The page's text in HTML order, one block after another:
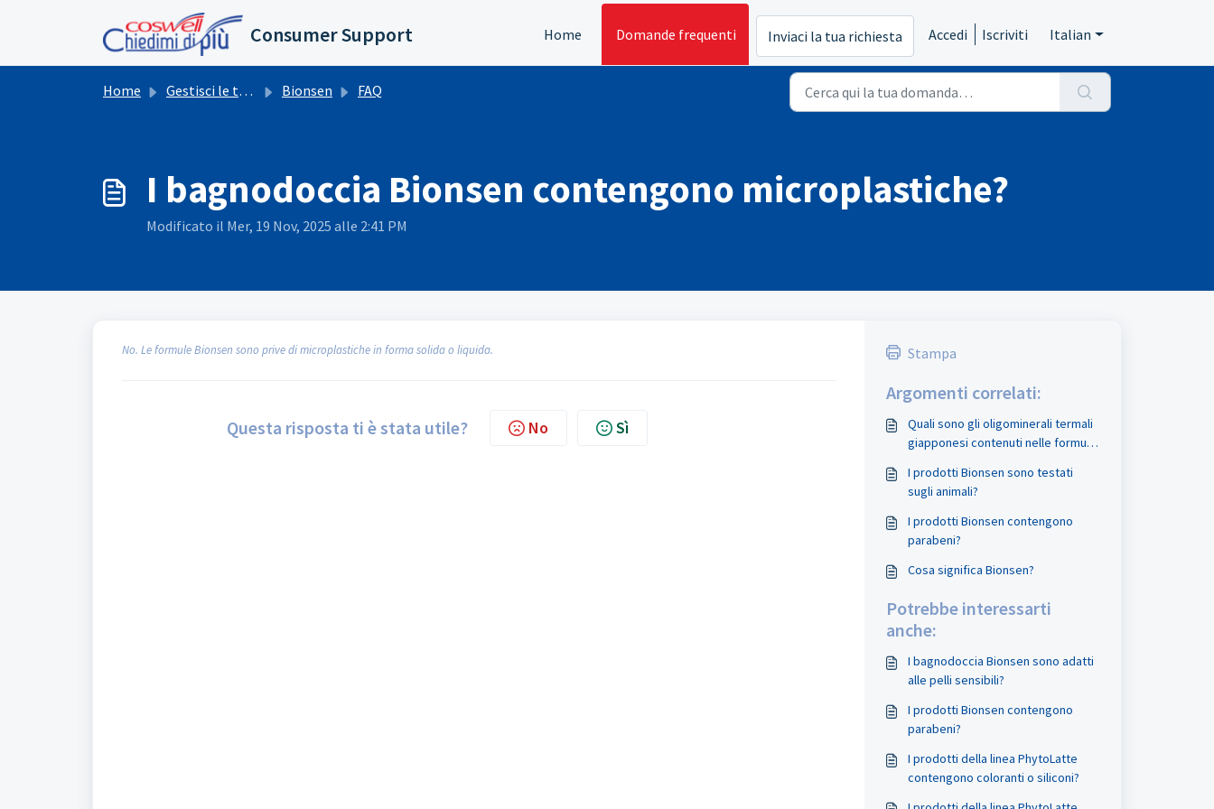
Salta al contenuto principale
Consumer Support Home Domande frequenti Inviaci la tua richiesta Accedi Iscriviti Italian
Home Gestisci le tue richieste Bionsen FAQ
I bagnodoccia Bionsen contengono microplastiche?
Modificato il Mer, 19 Nov, 2025 alle 2:41 PM
No. Le formule Bionsen sono prive di microplastiche in forma solida o liquida.
Questa risposta ti è stata utile? No Sì
Stampa
Argomenti correlati:
Quali sono gli oligominerali termali
giapponesi contenuti nelle formule
I prodotti Bionsen sono testati
sugli animali?
I prodotti Bionsen contengono
parabeni?
Cosa significa Bionsen?
Potrebbe interessarti
anche:
I bagnodoccia Bionsen sono adatti
alle pelli sensibili?
I prodotti Bionsen contengono
parabeni?
I prodotti della linea PhytoLatte
contengono coloranti o siliconi?